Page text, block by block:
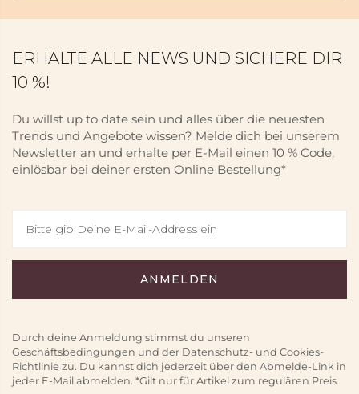
ERHALTE ALLE NEWS UND SICHERE DIR
10 %!
Du willst up to date sein und alles über die neuesten
Trends und Angebote wissen? Melde dich bei unserem
Newsletter an und erhalte per E-Mail einen 10 % Code,
einlösbar bei deiner ersten Online Bestellung*
Durch deine Anmeldung stimmst du unseren
Geschäftsbedingungen und der Datenschutz- und Cookies-
Richtlinie zu. Du kannst dich jederzeit über den Abmelde-Link in
jeder E-Mail abmelden. *Gilt nur für Artikel zum regulären Preis.